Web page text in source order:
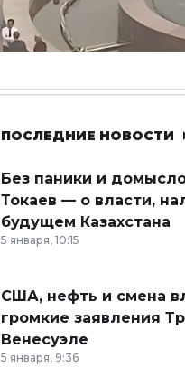
ПОСЛЕДНИЕ НОВОСТИ
Без паники и
Токаев — о власти,
будущем Казахстана
5 января, 10:15
США, нефть и смена
громкие заявления
Венесуэле
5 января, 9:36